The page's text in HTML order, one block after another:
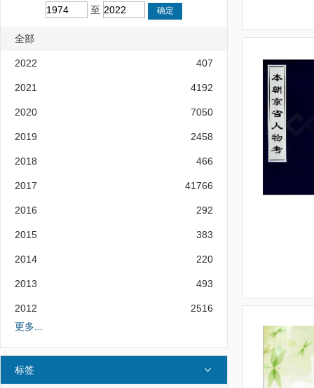
至
全部
2022 407
2021 4192
2020 7050
2019 2458
2018 466
2017 41766
2016 292
2015 383
2014 220
2013 493
2012
2516
更多...
标签